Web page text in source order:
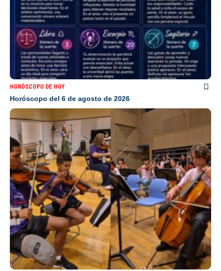
HORÓSCOPO DE HOY
Horóscopo del 6 de agosto de 2026